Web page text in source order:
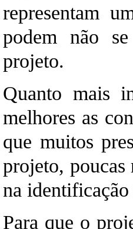
representam
podem não
projeto.
Quanto mais
melhores as
que muitos
projeto, poucas
na
Para que o